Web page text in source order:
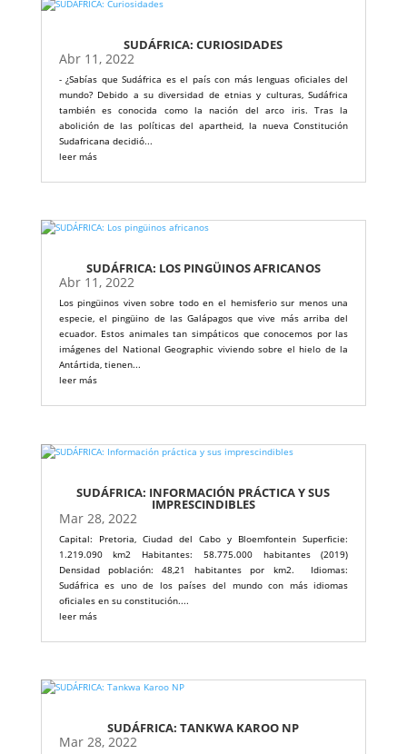
SUDÁFRICA: CURIOSIDADES
Abr 11, 2022
- ¿Sabías que Sudáfrica es el país con más lenguas oficiales del
mundo? Debido a su diversidad de etnias y culturas, Sudáfrica
también es conocida como la nación del arco iris. Tras la
abolición de las políticas del apartheid, la nueva Constitución
Sudafricana decidió...
leer más
SUDÁFRICA: LOS PINGÜINOS AFRICANOS
Abr 11, 2022
Los pingüinos viven sobre todo en el hemisferio sur menos una
especie, el pingüino de las Galápagos que vive más arriba del
ecuador. Estos animales tan simpáticos que conocemos por las
imágenes del National Geographic viviendo sobre el hielo de la
Antártida, tienen...
leer más
SUDÁFRICA: INFORMACIÓN PRÁCTICA Y SUS
IMPRESCINDIBLES
Mar 28, 2022
Capital: Pretoria, Ciudad del Cabo y Bloemfontein Superficie:
1.219.090 km2 Habitantes: 58.775.000 habitantes (2019)
Densidad población: 48,21 habitantes por km2. Idiomas:
Sudáfrica es uno de los países del mundo con más idiomas
oficiales en su constitución....
leer más
SUDÁFRICA: TANKWA KAROO NP
Mar 28, 2022